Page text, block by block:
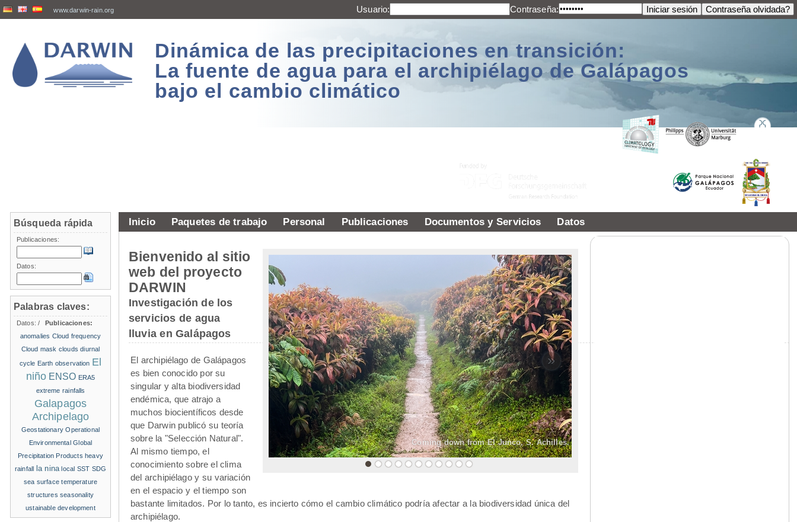
www.darwin-rain.org Usuario: Contraseña:
Dinámica de las precipitaciones en transición:
La fuente de agua para el archipiélago de Galápagos
bajo el cambio climático
Inicio Paquetes de trabajo Personal Publicaciones Documentos y Servicios Datos
Coming down from El Junco, S. Achilles.
« »
Bienvenido al sitio
web del proyecto
DARWIN
Investigación de los
servicios de agua
lluvia en Galápagos
El archipiélago de Galápagos
es bien conocido por su
singular y alta biodiversidad
endémica, que atrajo a
muchos biocientíficos desde
que Darwin publicó su teoría
sobre la "Selección Natural".
Al mismo tiempo, el
conocimiento sobre el clima
del archipiélago y su variación
en el espacio y el tiempo son
bastante limitados. Por lo tanto, es incierto cómo el cambio climático podría afectar a la biodiversidad única del
archipiélago.
Búsqueda rápida
Publicaciones:
Datos:
Palabras claves:
Datos:/
Publicaciones:
anomalies Cloud frequency
Cloud mask clouds diurnal
cycle Earth observation El
niño ENSO ERA5
extreme rainfalls
Galapagos
Archipelago
Geostationary Operational
Environmental Global
Precipitation Products heavy
rainfall la nina local SST SDG
sea surface temperature
structures seasonality
ustainable development